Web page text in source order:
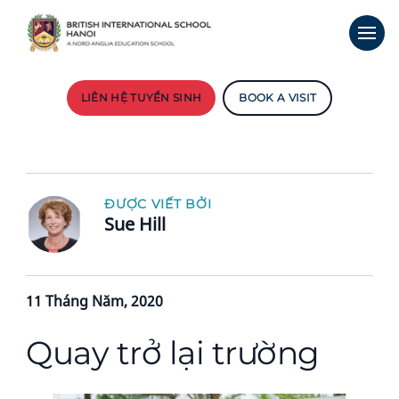
LIÊN HỆ TUYỂN SINH BOOK A VISIT
ĐƯỢC VIẾT BỞI
Sue Hill
11 Tháng Năm, 2020
Quay trở lại trường